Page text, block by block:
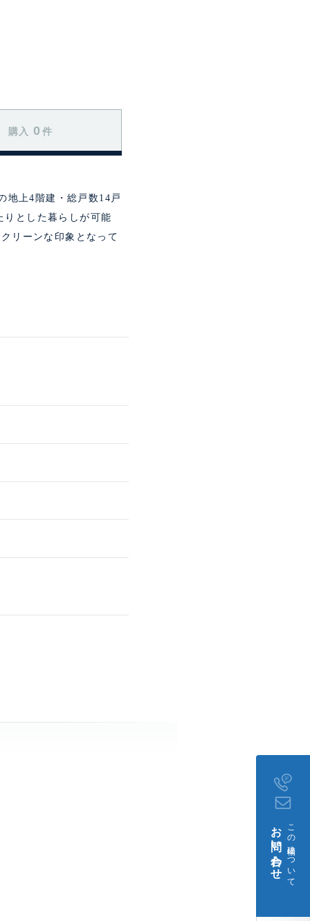
購入 0 件
地上4階建・総戸数14戸
りとした暮らしが可能
リーンな印象となって
この建物について
お問い合わせ